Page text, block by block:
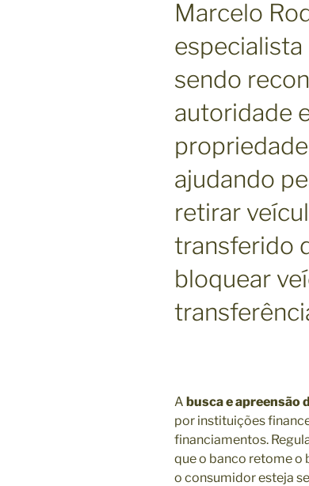
Marcelo
sendo
autoridade
ajudando
retirar
transferido
bloquear
A busca e apreensão
por instituições
financiamentos.
que o banco retome o
o consumidor esteja